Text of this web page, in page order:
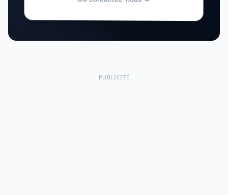
PUBLICITÉ